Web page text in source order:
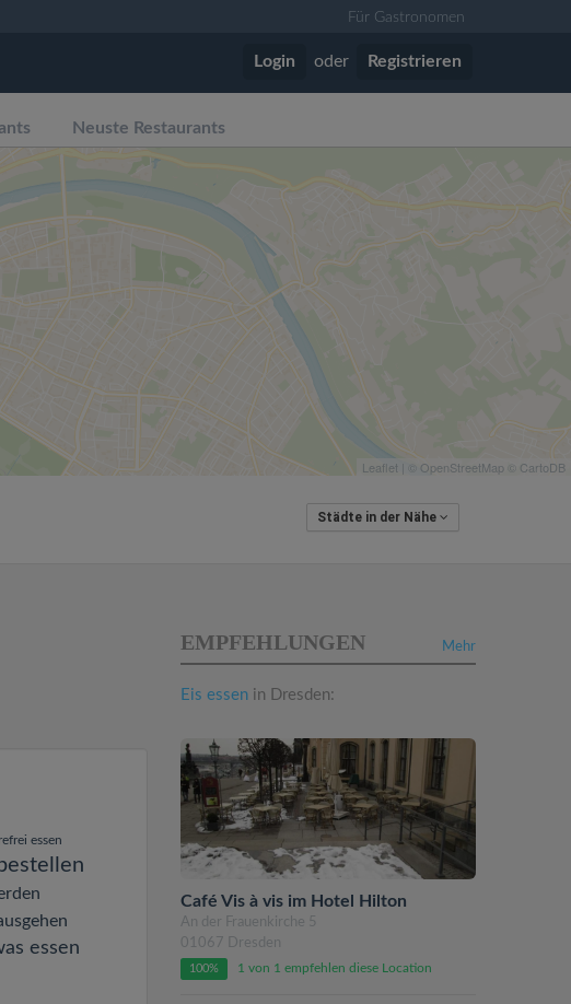
Für Gastronomen
Login oder Registrieren
Neuste Restaurants
Leaflet | © OpenStreetMap © CartoDB
Städte in der Nähe
essen
essen
Mehr
EMPFEHLUNGEN
Eis essen in Dresden:
Café Vis à vis im Hotel Hilton
An der Frauenkirche 5
01067 Dresden
100% 1 von 1 empfehlen diese Location